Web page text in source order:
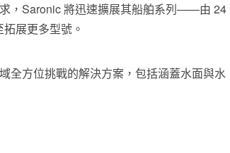
，Saronic 將迅速擴展其船舶系列——由 24
展更多型號。
全方位挑戰的解決方案，包括涵蓋水面與水